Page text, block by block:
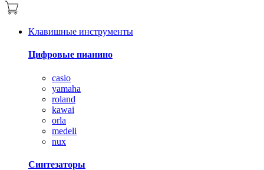
Клавишные инструменты
Цифровые пианино
casio
yamaha
roland
kawai
orla
medeli
nux
Синтезаторы